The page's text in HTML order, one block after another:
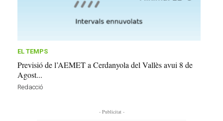
EL TEMPS
Previsió de l’AEMET a Cerdanyola del Vallès avui 8 de
Agost...
Redacció
- Publicitat -